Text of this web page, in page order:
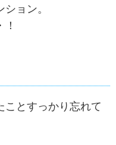
ョン。
ことすっかり忘れて